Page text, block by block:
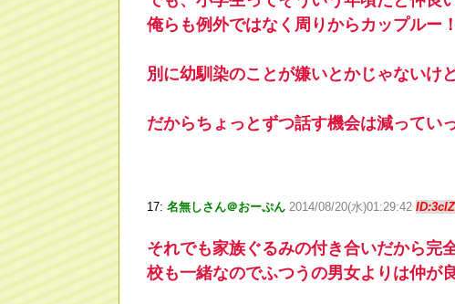
俺らも例外ではなく周りからカップルー
別に幼馴染のことが嫌いとかじゃないけ
だからちょっとずつ話す機会は減ってい
17: 名無しさん＠おーぷん 2014/08/20(水)01:29:42
それでも家族ぐるみの付き合いだから完
校も一緒なのでふつうの男女よりは仲が